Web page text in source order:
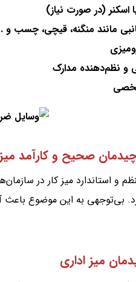
اسکنر (در صورت نیاز)
مانند منگنه، قیچی، چسب و
و نظم‌دهنده مدارک
صحیح و کارآمد میز
و استاندارد میز کار در
بی‌توجهی به این موضوع
میز اداری